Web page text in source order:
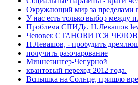
Окружающий мир за пределами
У нас есть только выбор между
Проблема СПИДа. Н.Левашов
Человек СТАНОВИТСЯ
Н.Левашов, - пробудить
получить разочарование
Миннезингер-Чепурной
квантовый переход 2012 года.
Вспышка на Солнце, пришло